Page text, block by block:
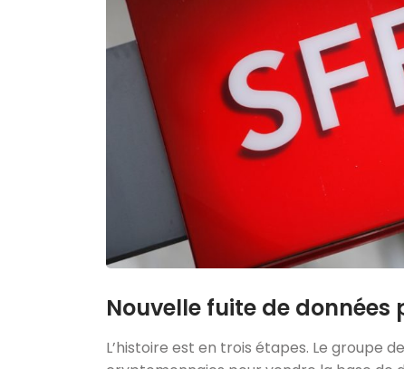
Nouvelle fuite de données
L’histoire est en trois étapes. Le groupe